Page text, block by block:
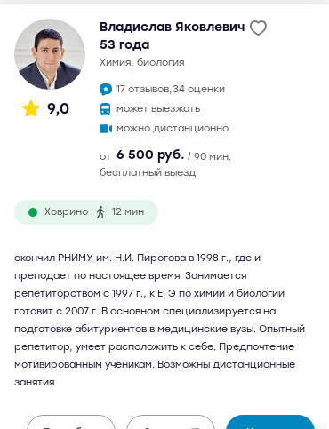
9,0
Владислав Яковлевич
53 года
химия, биология
17 отзывов,34 оценки
может выезжать
можно дистанционно
от 6 500 руб. / 90 мин.
бесплатный выезд
Ховрино 12 мин
окончил РНИМУ им. Н.И. Пирогова в 1998 г., где и
преподает по настоящее время. Занимается
репетиторством с 1997 г., к ЕГЭ по химии и биологии
готовит с 2007 г. В основном специализируется на
подготовке абитуриентов в медицинские вузы. Опытный
репетитор, умеет расположить к себе. Предпочтение
мотивированным ученикам. Возможны дистанционные
занятия